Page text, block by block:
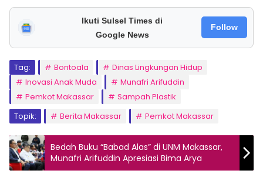
Ikuti Sulsel Times di
Google News
Follow
Tag: Bontoala
Dinas Lingkungan Hidup
Inovasi Anak Muda
Munafri Arifuddin
Pemkot Makassar
Sampah Plastik
Topik:
Berita Makassar Pemkot Makassar
Bedah Buku “Babad Alas” di UNM Makassar,
Munafri Arifuddin Apresiasi Bima Arya